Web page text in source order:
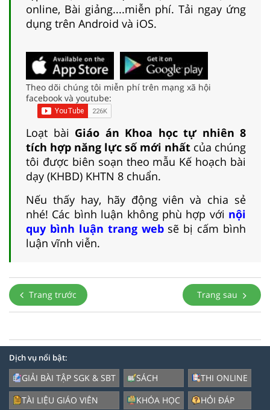
online, Bài giảng....miễn phí. Tải ngay ứng
dụng trên Android và iOS.
Theo dõi chúng tôi miễn phí trên mạng xã hội
facebook và youtube:
Loạt bài Giáo án Khoa học tự nhiên 8
tích hợp năng lực số mới nhất của chúng
tôi được biên soạn theo mẫu Kế hoạch bài
dạy (KHBD) KHTN 8 chuẩn.
Nếu thấy hay, hãy động viên và chia sẻ
nhé! Các bình luận không phù hợp với nội
quy bình luận trang websẽ bị cấm bình
luận vĩnh viễn.
Trang trước Trang sau
Dịch vụ nổi bật:
GIẢI BÀI TẬP SGK & SBT
TÀI LIỆU GIÁO VIÊN
SÁCH
KHÓA HỌC
THI ONLINE
HỎI ĐÁP